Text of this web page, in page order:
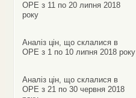
ОРЕ з 11 по 20 липня 2018
року
Аналіз цін, що склалися в
ОРЕ з 1 по 10 липня 2018 року
Аналіз цін, що склалися в
ОРЕ з 21 по 30 червня 2018